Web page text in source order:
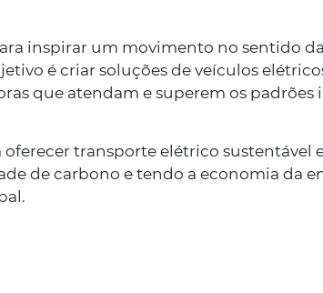
inspirar um movimento no sentido
é criar soluções de veículos
que atendam e superem os padrões
transporte elétrico sustentável
de carbono e tendo a economia da
A Lusomotos, SA
mercado português,